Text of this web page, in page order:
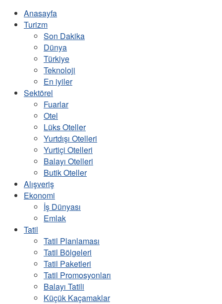
Anasayfa
Turizm
Son Dakika
Dünya
Türkiye
Teknoloji
En iyiler
Sektörel
Fuarlar
Otel
Lüks Oteller
Yurtdışı Otelleri
Yurtiçi Otelleri
Balayı Otelleri
Butik Oteller
Alışveriş
Ekonomi
İş Dünyası
Emlak
Tatil
Tatil Planlaması
Tatil Bölgeleri
Tatil Paketleri
Tatil Promosyonları
Balayı Tatili
Küçük Kaçamaklar